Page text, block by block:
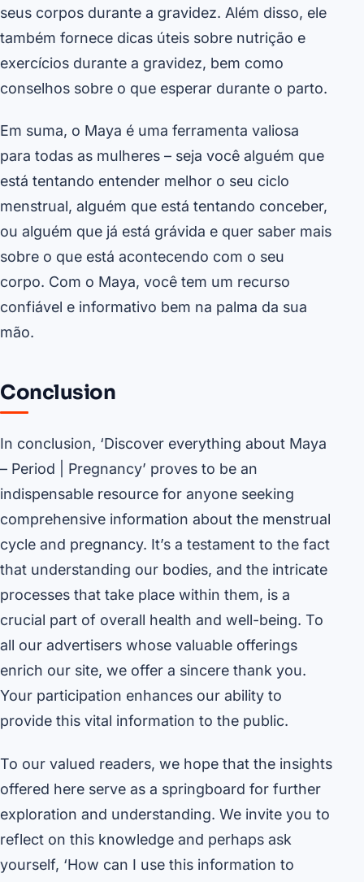
seus corpos durante a gravidez. Além disso, ele
também fornece dicas úteis sobre nutrição e
exercícios durante a gravidez, bem como
conselhos sobre o que esperar durante o parto.
Em suma, o Maya é uma ferramenta valiosa
para todas as mulheres – seja você alguém que
está tentando entender melhor o seu ciclo
menstrual, alguém que está tentando conceber,
ou alguém que já está grávida e quer saber mais
sobre o que está acontecendo com o seu
corpo. Com o Maya, você tem um recurso
confiável e informativo bem na palma da sua
mão.
Conclusion
In conclusion, ‘Discover everything about Maya
– Period | Pregnancy’ proves to be an
indispensable resource for anyone seeking
comprehensive information about the menstrual
cycle and pregnancy. It’s a testament to the fact
that understanding our bodies, and the intricate
processes that take place within them, is a
crucial part of overall health and well-being. To
all our advertisers whose valuable offerings
enrich our site, we offer a sincere thank you.
Your participation enhances our ability to
provide this vital information to the public.
To our valued readers, we hope that the insights
offered here serve as a springboard for further
exploration and understanding. We invite you to
reflect on this knowledge and perhaps ask
yourself, ‘How can I use this information to